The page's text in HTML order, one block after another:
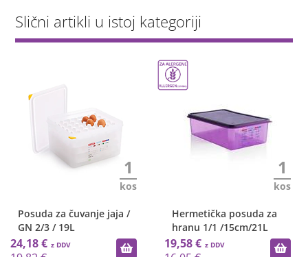
Slični artikli u istoj kategoriji
1
kos
Posuda za čuvanje jaja /
GN 2/3 / 19L
24,18 €
1
kos
Hermetička posuda za
hranu 1/1 /15cm/21L
19,58 €